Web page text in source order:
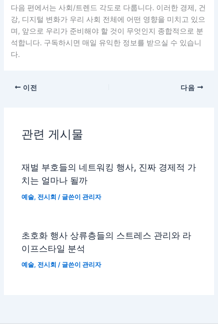
다음 편에서는 사회/트렌드 각도로 다룹니다. 이러한 경제, 건
강, 디지털 변화가 우리 사회 전체에 어떤 영향을 미치고 있으
며, 앞으로 우리가 준비해야 할 것이 무엇인지 종합적으로 분
석합니다. 구독하시면 매일 유익한 정보를 받으실 수 있습니
다.
이전 다음
관련 게시물
재벌 부호들의 네트워킹 행사, 진짜 경제적 가
치는 얼마나 될까
예술, 전시회 / 글쓴이관리자
초호화 행사 상류층들의 스트레스 관리와 라
이프스타일 분석
예술, 전시회 / 글쓴이관리자